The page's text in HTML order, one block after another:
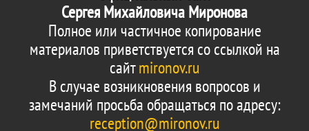
Сергея Михайловича Миронова
Полное или частичное копирование
материалов приветствуется со ссылкой на
сайтmironov.ru
В случае возникновения вопросов и
замечаний просьба обращаться по адресу:
reception@mironov.ru